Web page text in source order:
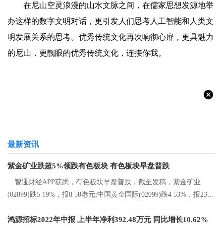
在尼山空灵浪漫的山水文脉之间，在儒家思想发源地举
办这样的数字文明对话，更引发人们思考人工智能和人类文
明发展关系的思考。优秀传统文化再次响彻心扉，更具魅力
的尼山，更靓眼的优秀传统文化，连接你我。
最新资讯
紫金矿业跌超5%领跌有色板块 有色板块早盘普跌
智通财经APP获悉，有色板块早盘普跌，截至发稿，紫金矿业
(02899)跌5 19%，报8 58港元;中国黄金国际(02099)跌4 53%，报23 2
鸿源招标2022年中报 上半年净利392.48万元 同比增长10.62%